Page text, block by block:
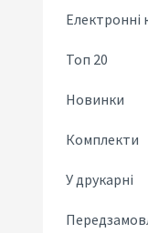
Електронні
Топ 20
Новинки
Комплекти
У друкарні